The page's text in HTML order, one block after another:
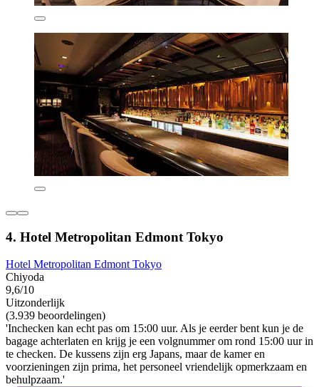
4. Hotel Metropolitan Edmont Tokyo
Hotel Metropolitan Edmont Tokyo
Chiyoda
9,6/10
Uitzonderlijk
(3.939 beoordelingen)
'Inchecken kan echt pas om 15:00 uur. Als je eerder bent kun je de
bagage achterlaten en krijg je een volgnummer om rond 15:00 uur in
te checken. De kussens zijn erg Japans, maar de kamer en
voorzieningen zijn prima, het personeel vriendelijk opmerkzaam en
behulpzaam.'